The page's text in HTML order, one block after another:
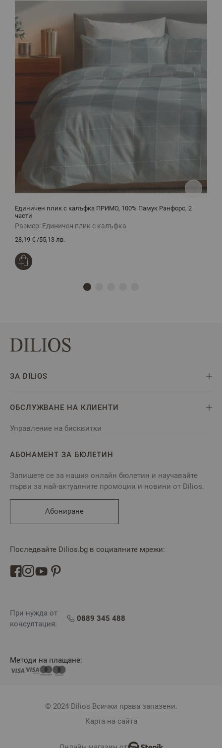
Единичен плик с калъфка ПРИМО, 100% Памук Ранфорс, 2
части
Размер: Единичен плик с калъфка
28,19 € /55,13 лв.
ЗА DILIOS
ОБСЛУЖВАНЕ НА КЛИЕНТИ
Управление на бисквитки
АБОНАМЕНТ ЗА БЮЛЕТИН
Запишете се за нашия онлайн бюлетин и научавайте
първи за най-актуалните промоции и новини от Dilios.
Абониране
Последвайте Dilios.bg в социалните мрежи:
При нужда от
консултация:
0889 345 488
Методи на плащане:
© 2024 Dilios Всички права запазени.
Карта на сайта